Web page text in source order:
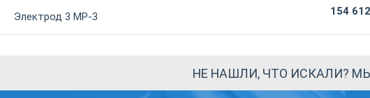
Электрод 3 МР-3 154
НЕ НАШЛИ, ЧТО ИСКАЛИ?